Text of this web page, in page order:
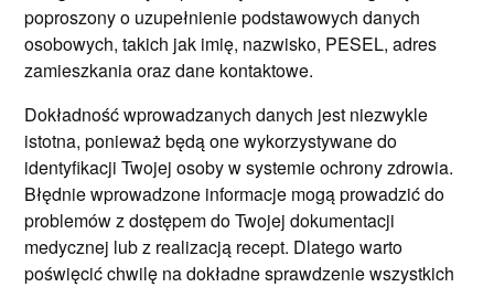
poproszony o uzupełnienie podstawowych danych
osobowych, takich jak imię, nazwisko, PESEL, adres
zamieszkania oraz dane kontaktowe.
Dokładność wprowadzanych danych jest niezwykle
istotna, ponieważ będą one wykorzystywane do
identyfikacji Twojej osoby w systemie ochrony zdrowia.
Błędnie wprowadzone informacje mogą prowadzić do
problemów z dostępem do Twojej dokumentacji
medycznej lub z realizacją recept. Dlatego warto
poświęcić chwilę na dokładne sprawdzenie wszystkich